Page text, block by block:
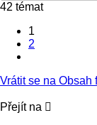
42 témat
1
2
Vrátit se na Obsah
Přejít na